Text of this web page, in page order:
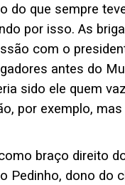
do que sempre
por isso. As
com o
antes do
sido ele quem
por exemplo,
braço direito
Pedinho, dono do